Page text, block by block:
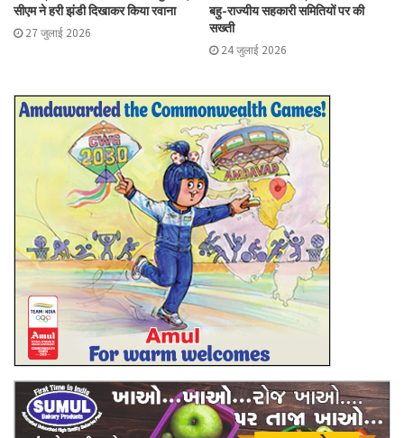
सीएम ने हरी झंडी दिखाकर किया रवाना
27 जुलाई 2026
बहु-राज्यीय सहकारी समितियों पर की
सख्ती
24 जुलाई 2026